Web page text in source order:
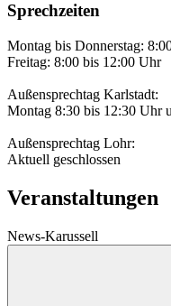
Sprechzeiten
Montag bis Donnerstag:
Freitag: 8:00 bis 12:00 Uhr
Außensprechtag Karlstadt:
Montag 8:30 bis 12:30 Uhr
Außensprechtag Lohr:
Aktuell geschlossen
Veranstaltungen
News-Karussell